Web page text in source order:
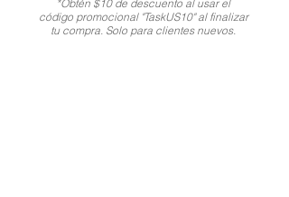
*Obtén $10 de descuento al usar el
código promocional "TaskUS10" al finalizar
tu compra. Solo para clientes nuevos.